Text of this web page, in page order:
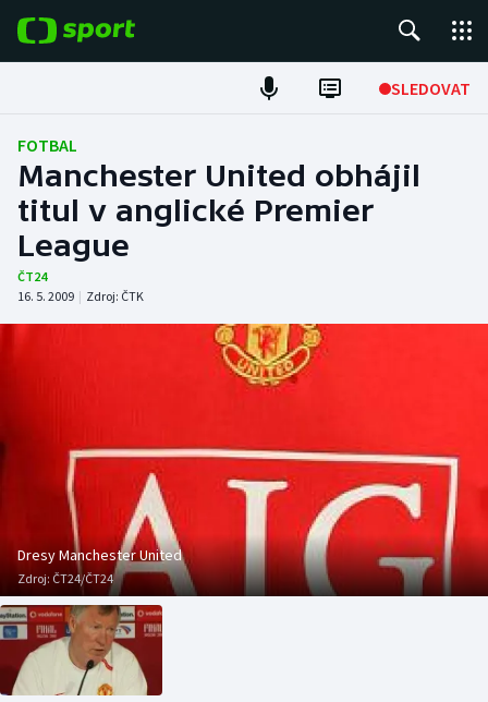
SLEDOVAT
Fotbal
Hokej
Tenis
Atletika
Americký fotbal
Baseball a softbal
Basketbal
Biatlon
Boby a skeleton
NEPŘEHLÉDNĚTE
Soutěže
Historické návraty
Aplikace ČT sport
AZ kvíz
FOTBAL
Manchester United obhájil
titul v anglické Premier
League
ČT24
16. 5. 2009 | Zdroj: ČTK
Dresy Manchester United
Zdroj: ČT24/ČT24